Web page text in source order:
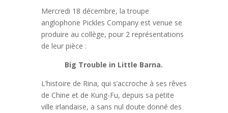
Mercredi 18 décembre, la troupe
anglophone Pickles Company est venue se
produire au collège, pour 2 représentations
de leur pièce :
Big Trouble in Little Barna.
L’histoire de Rina, qui s’accroche à ses rêves
de Chine et de Kung-Fu, depuis sa petite
ville irlandaise, a sans nul doute donné des